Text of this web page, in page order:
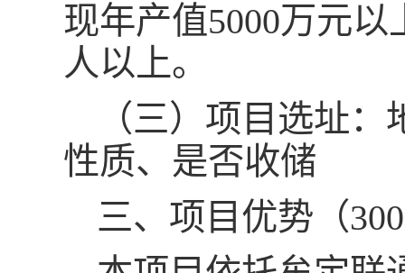
现年产值5000万元
人以上。
（三）项目选址
性质、是否收储
三、项目优势（